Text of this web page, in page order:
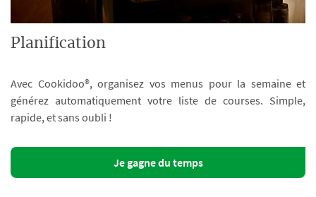
Planification
Avec Cookidoo®, organisez vos menus pour la semaine et
générez automatiquement votre liste de courses. Simple,
rapide, et sans oubli !
Je gagne du temps